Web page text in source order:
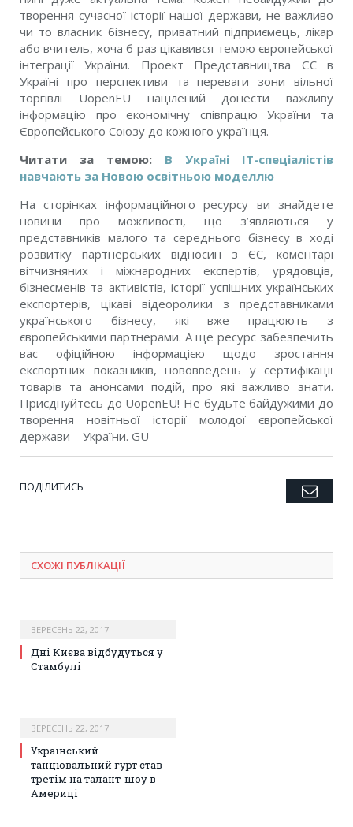
творення сучасної історії нашої держави, не важливо
чи то власник бізнесу, приватний підприємець, лікар
або вчитель, хоча б раз цікавився темою європейської
інтеграції України. Проект Представництва ЄС в
Україні про перспективи та переваги зони вільної
торгівлі UopenEU націлений донести важливу
інформацію про економічну співпрацю України та
Європейського Союзу до кожного українця.
Читати за темою: В Україні ІТ-спеціалістів
навчають за Новою освітньою моделлю
На сторінках інформаційного ресурсу ви знайдете
новини про можливості, що з’являються у
представників малого та середнього бізнесу в ході
розвитку партнерських відносин з ЄС, коментарі
вітчизняних і міжнародних експертів, урядовців,
бізнесменів та активістів, історії успішних українських
експортерів, цікаві відеоролики з представниками
українського бізнесу, які вже працюють з
європейськими партнерами. А ще ресурс забезпечить
вас офіційною інформацією щодо зростання
експортних показників, нововведень у сертифікації
товарів та анонсами подій, про які важливо знати.
Приєднуйтесь до UopenEU! Не будьте байдужими до
творення новітньої історії молодої європейської
держави – України. GU
ПОДІЛИТИСЬ Twitter
Facebook
Google+
Pinterest
LinkedIn
Tumblr
СХОЖІ ПУБЛІКАЦІЇ
ВЕРЕСЕНЬ 22, 2017
Дні Києва відбудуться у
Стамбулі
ВЕРЕСЕНЬ 22, 2017
Український
танцювальний гурт став
третім на талант-шоу в
Америці